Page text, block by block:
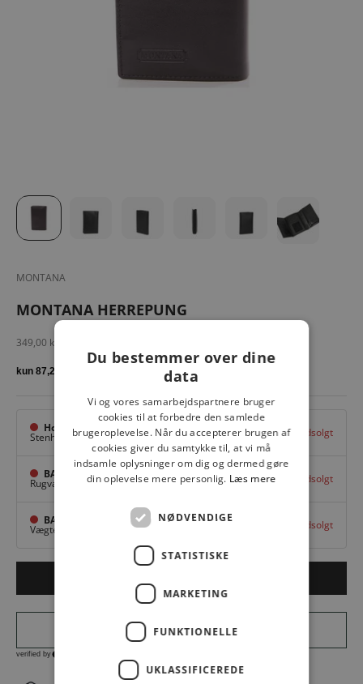
MONTANA
MONTANA HERREPUNG
Salgspris
349,00 kr
Hovedlager
Stenhuggervej 10,Odense M Udsolgt
BAGGI Tarup Center
Rugvang 36, Odense NV Udsolgt
BAGGI Nyborg
Vægtergade 1, Udsolgt
Du bestemmer over dine
data
Vi og vores samarbejdspartnere bruger
cookies til at forbedre den samlede
brugeroplevelse. Når du accepterer brugen af
cookies giver du samtykke til, at vi må
indsamle oplysninger om dig og dermed gøre
din oplevelse mere personlig. Læs mere
NØDVENDIGE
STATISTISKE
MARKETING
FUNKTIONELLE
UKLASSIFICEREDE